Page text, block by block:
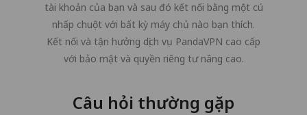
tài khoản của bạn và sau đó kết nối bằng một cú
nhấp chuột với bất kỳ máy chủ nào bạn thích.
Kết nối và tận hưởng dịch vụ PandaVPN cao cấp
với bảo mật và quyền riêng tư nâng cao.
Câu hỏi thường gặp